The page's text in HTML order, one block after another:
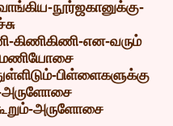
நூர்ஜகானுக்கு-
கிணிகிணி-என-வரும்
மணியோசை
பிள்ளைகளுக்கு
அருளோசை
அருளோசை